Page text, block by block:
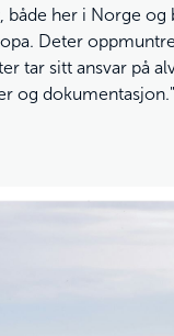
her i Norge og
Deter
tar sitt ansvar på
og